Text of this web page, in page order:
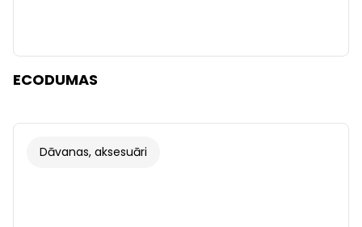
ECODUMAS
Dāvanas, aksesuāri